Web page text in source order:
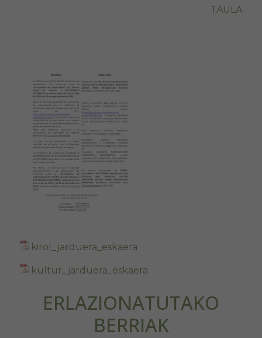
TAULA
kirol_jarduera_eskaera
kultur_jarduera_eskaera
ERLAZIONATUTAKO
BERRIAK